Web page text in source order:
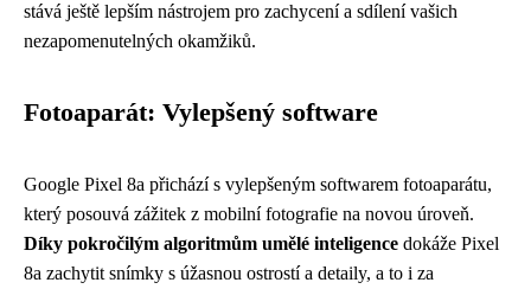
stává ještě lepším nástrojem pro zachycení a sdílení vašich
nezapomenutelných okamžiků.
Fotoaparát: Vylepšený software
Google Pixel 8a přichází s vylepšeným softwarem fotoaparátu,
který posouvá zážitek z mobilní fotografie na novou úroveň.
Díky pokročilým algoritmům umělé inteligence dokáže Pixel
8a zachytit snímky s úžasnou ostrostí a detaily, a to i za